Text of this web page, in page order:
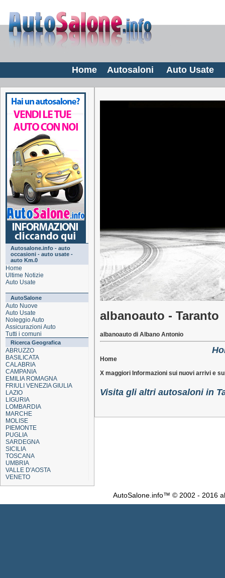
Home Autosaloni Auto Usate
Autosalone.info - auto
occasioni - auto usate -
auto Km.0
Home
Ultime Notizie
Auto Usate
AutoSalone
Auto Nuove
Auto Usate
Noleggio Auto
Assicurazioni Auto
Tutti i comuni
Ricerca Geografica
ABRUZZO
BASILICATA
CALABRIA
CAMPANIA
EMILIA ROMAGNA
FRIULI VENEZIA GIULIA
LAZIO
LIGURIA
LOMBARDIA
MARCHE
MOLISE
PIEMONTE
PUGLIA
SARDEGNA
SICILIA
TOSCANA
UMBRIA
VALLE D'AOSTA
VENETO
albanoauto - Taranto
albanoauto di Albano Antonio
Home
X maggiori Informazioni sui nuovi arrivi e
Visita gli altri autosaloni in
AutoSalone.info™ © 2002 - 2016